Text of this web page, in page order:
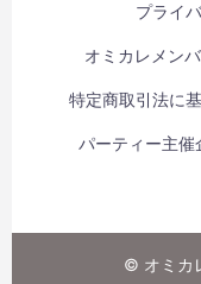
プライ
オミカレメン
特定商取引法に
パーティー主催
© オミカ